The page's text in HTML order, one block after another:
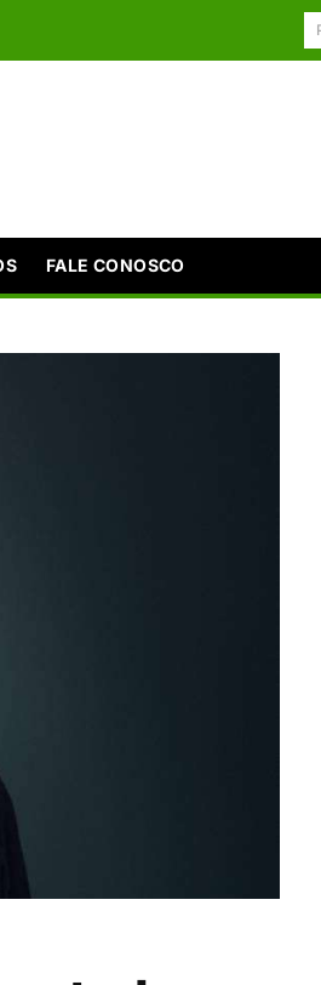
FALE CONOSCO